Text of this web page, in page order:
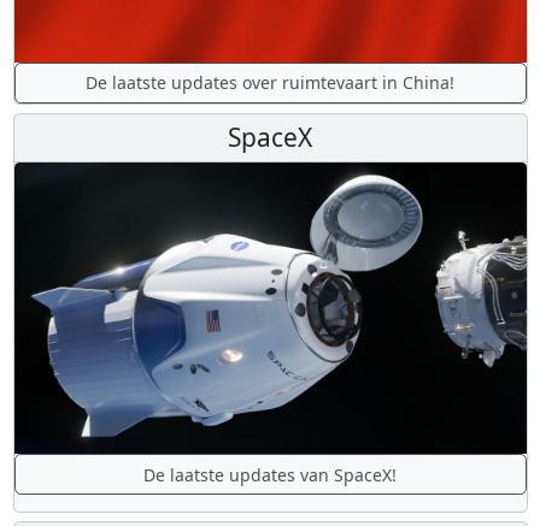
De laatste updates over ruimtevaart in China!
SpaceX
De laatste updates van SpaceX!